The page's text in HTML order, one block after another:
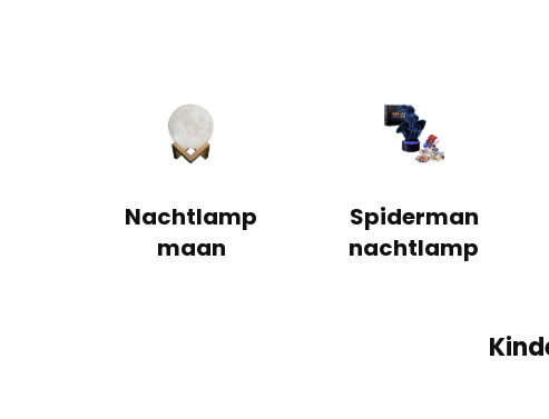
Nachtlamp
maan
Spiderman
nachtlamp